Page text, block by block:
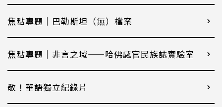
焦點專題｜巴勒斯坦（無）檔案
焦點專題｜非言之域——哈佛感官民族誌實驗室
敬！華語獨立紀錄片